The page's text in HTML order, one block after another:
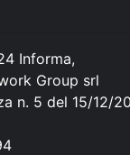
Informa,
Group srl
n. 5 del 15/12/